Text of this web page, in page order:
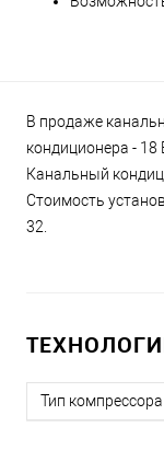
В продаже
кондиционера -
Канальный
Стоимость
32.
Тип компрессора